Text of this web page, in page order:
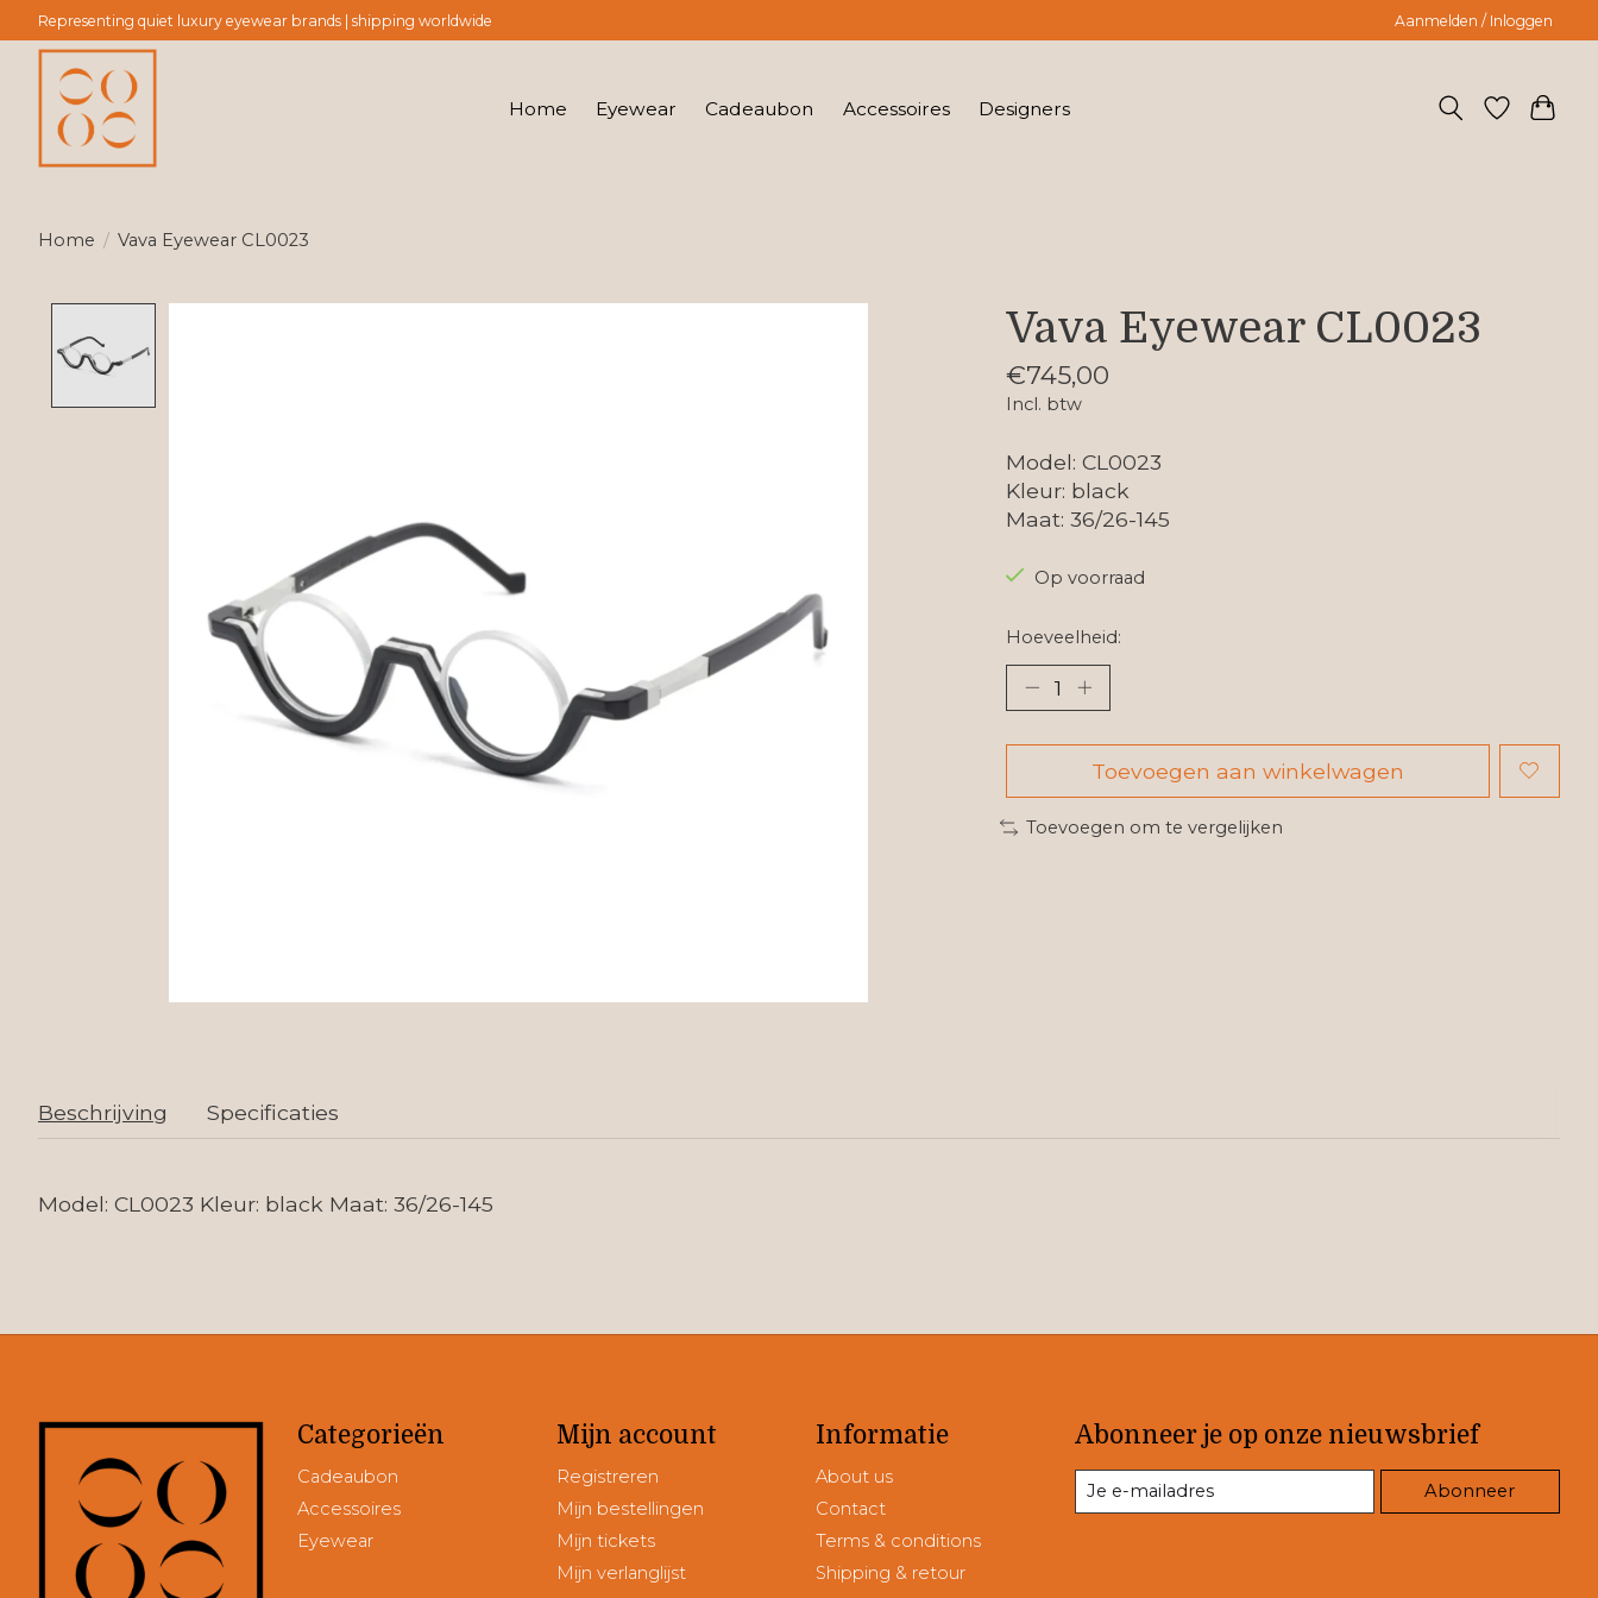
Representing quiet luxury eyewear brands | shipping worldwide Aanmelden / Inloggen
Home Eyewear Cadeaubon Accessoires Designers
Home / Vava Eyewear CL0023
Vava Eyewear CL0023
€745,00
Incl. btw
Model: CL0023
Kleur: black
Maat: 36/26-145
Op voorraad
Hoeveelheid:
Toevoegen aan winkelwagen
Toevoegen om te vergelijken
Beschrijving Specificaties
Model: CL0023 Kleur: black Maat: 36/26-145
Categorieën
Cadeaubon
Accessoires
Eyewear
Mijn account
Registreren
Mijn bestellingen
Mijn tickets
Mijn verlanglijst
Informatie
About us
Contact
Terms & conditions
Shipping & retour
Abonneer je op onze nieuwsbrief
Abonneer